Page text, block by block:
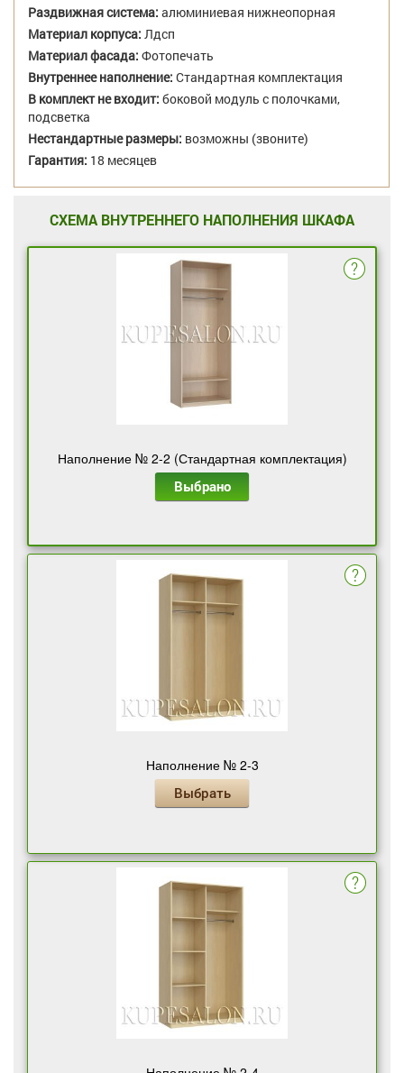
Раздвижная система: алюминиевая нижнеопорная
Материал корпуса: Лдсп
Материал фасада: Фотопечать
Внутреннее наполнение: Стандартная комплектация
В комплект не входит: боковой модуль с полочками,
подсветка
Нестандартные размеры: возможны (звоните)
Гарантия: 18 месяцев
СХЕМА ВНУТРЕННЕГО НАПОЛНЕНИЯ ШКАФА
Наполнение № 2-2 (Стандартная комплектация)
Выбрано
Наполнение № 2-3
Выбрать